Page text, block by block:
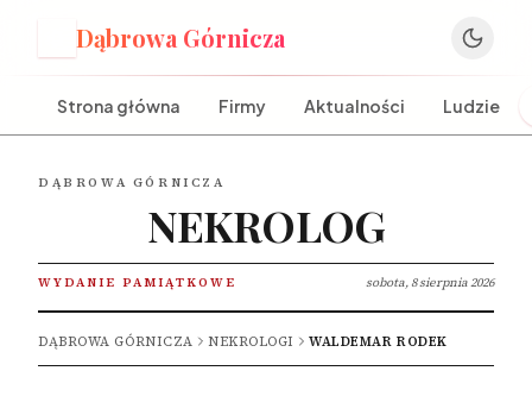
Dąbrowa Górnicza
Strona główna Firmy Aktualności Ludzie
DĄBROWA GÓRNICZA
NEKROLOG
WYDANIE PAMIĄTKOWE sobota, 8 sierpnia 2026
DĄBROWA GÓRNICZA NEKROLOGI WALDEMAR RODEK